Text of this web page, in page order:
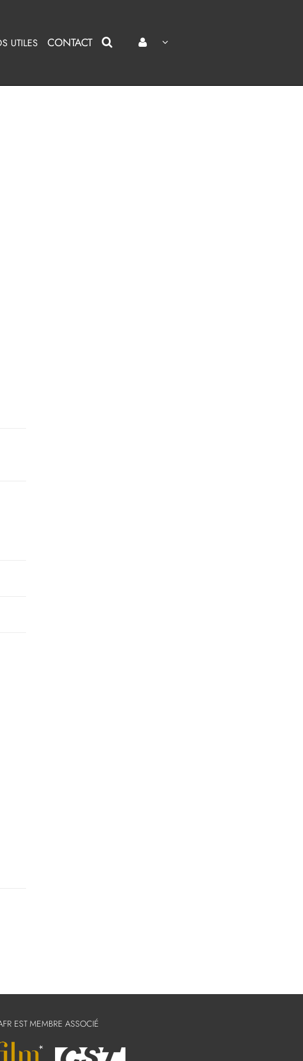
UTILES CONTACT
EST MEMBRE ASSOCIÉ